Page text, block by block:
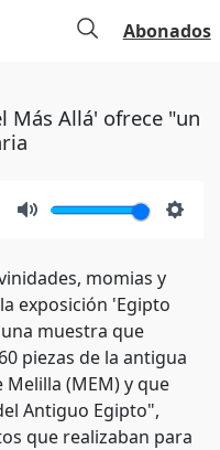
Abonados
Más Allá' ofrece "un
momias y
exposición 'Egipto
muestra que
piezas de la antigua
(MEM) y que
Antiguo Egipto",
que realizaban para